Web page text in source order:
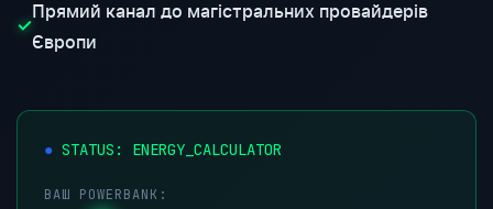
✓
Прямий канал до магістральних провайдерів
Європи
● STATUS: ENERGY_CALCULATOR
ВАШ POWERBANK: